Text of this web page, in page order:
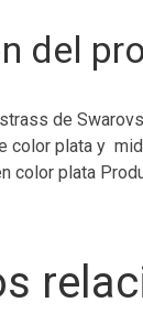
del
de
color plata y
color plata